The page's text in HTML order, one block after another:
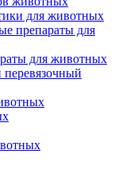
для животных
препараты для
для животных